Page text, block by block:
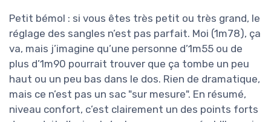
Petit bémol : si vous êtes très petit ou très grand, le
réglage des sangles n’est pas parfait. Moi (1m78), ça
va, mais j’imagine qu’une personne d’1m55 ou de
plus d’1m90 pourrait trouver que ça tombe un peu
haut ou un peu bas dans le dos. Rien de dramatique,
mais ce n’est pas un sac "sur mesure". En résumé,
niveau confort, c’est clairement un des points forts